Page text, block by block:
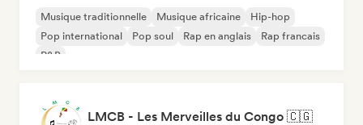
Musique traditionnelle Musique africaine
Hip-hop
Pop international
Pop soul Rap en anglais
Rap francais
R&B
LMCB - Les Merveilles du Congo 🇨🇬